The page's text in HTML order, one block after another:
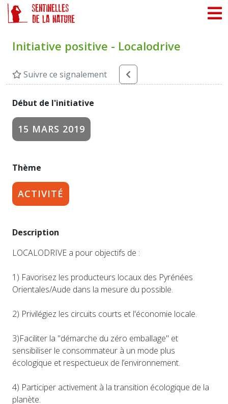
Initiative positive - Localodrive
Suivre ce signalement
Début de l'initiative
15 MARS 2019
Thème
ACTIVITÉ
Description
LOCALODRIVE a pour objectifs de :
1) Favorisez les producteurs locaux des Pyrénées
Orientales/Aude dans la mesure du possible.
2) Privilégiez les circuits courts et l'économie locale.
3)Faciliter la "démarche du zéro emballage" et
sensibiliser le consommateur à un mode plus
écologique et respectueux de l’environnement.
4) Participer activement à la transition écologique de la
planète.
Panneau de gestion des cookies